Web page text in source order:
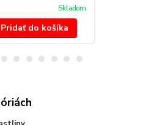
Skladom
Pridať do košíka